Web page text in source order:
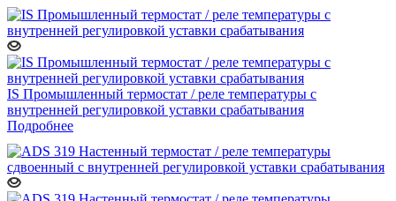
IS Промышленный термостат / реле температуры с
внутренней регулировкой уставки срабатывания
Подробнее